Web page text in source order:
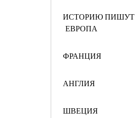
ИСТОРИЮ ПИШУТ
ЕВРОПА
ФРАНЦИЯ
АНГЛИЯ
ШВЕЦИЯ